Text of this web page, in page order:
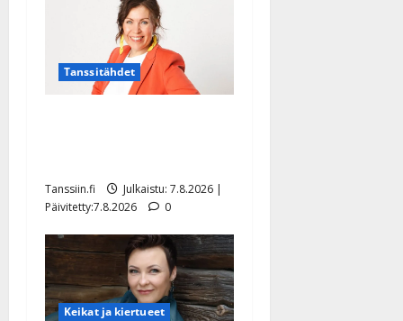
Tanssitähdet
Tanssiin.fi
Julkaistu: 7.8.2026 |
Päivitetty:7.8.2026
0
Keikat ja kiertueet